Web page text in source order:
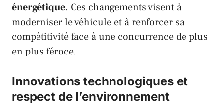
énergétique. Ces changements visent à
moderniser le véhicule et à renforcer sa
compétitivité face à une concurrence de plus
en plus féroce.
Innovations technologiques et
respect de l’environnement